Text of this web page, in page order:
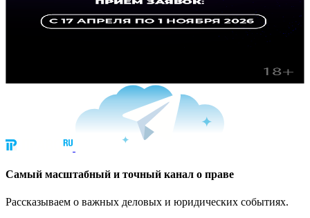
Cамый масштабный и точный канал о праве
Рассказываем о важных деловых и юридических событиях.